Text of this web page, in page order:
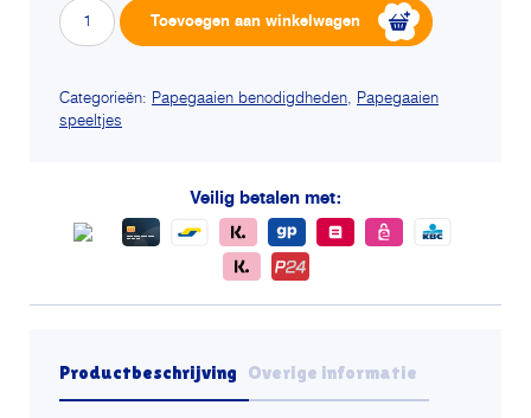
Back
zoo
surprise
boxes
Toevoegen aan winkelwagen
Categorieën: Papegaaien benodigdheden, Papegaaien
speeltjes
Veilig betalen met:
Productbeschrijving Overige informatie